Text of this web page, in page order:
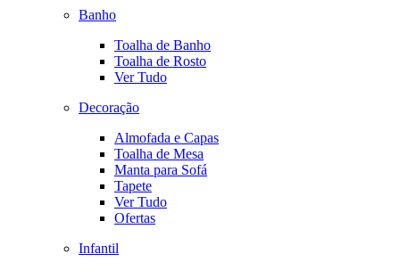
Banho
Toalha de Banho
Toalha de Rosto
Ver Tudo
Decoração
Almofada e Capas
Toalha de Mesa
Manta para Sofá
Tapete
Ver Tudo
Ofertas
Infantil